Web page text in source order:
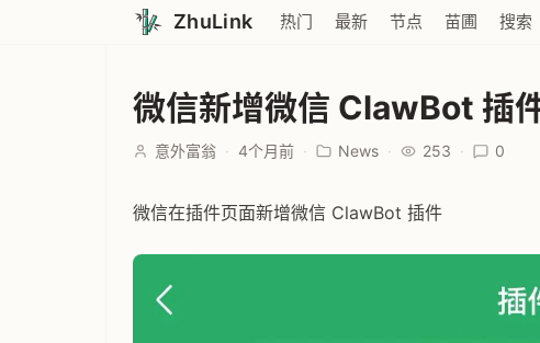
ZhuLink 热门 最新 节点 苗圃 搜索
微信新增微信 ClawBot 插
意外富翁 · 4个月前 · News · 253 · 0
微信在插件页面新增微信 ClawBot 插件